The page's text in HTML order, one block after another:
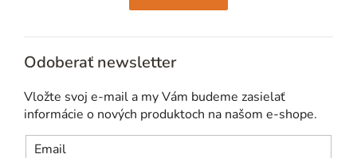
á
e
p
o
n
i
e
Odoberať newsletter
Vložte svoj e-mail a my Vám budeme zasielať
informácie o nových produktoch na našom e-shope.
Email